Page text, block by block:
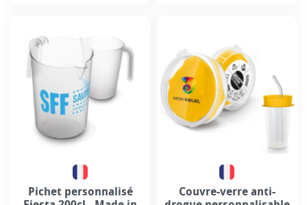
Pichet personnalisé
Couvre-verre anti-